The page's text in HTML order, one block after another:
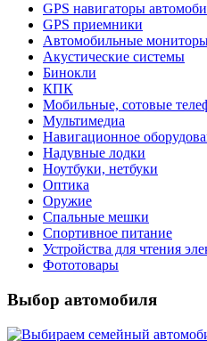
GPS навигаторы
GPS приемники
Автомобильные
Акустические системы
Бинокли
КПК
Мобильные, сотовые
Мультимедиа
Навигационное
Надувные лодки
Ноутбуки, нетбуки
Оптика
Оружие
Спальные мешки
Спортивное питание
Устройства для чтения
Фототовары
Выбор автомобиля